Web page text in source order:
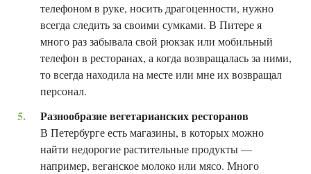
телефоном в руке, носить драгоценности, нужно
всегда следить за своими сумками. В Питере я
много раз забывала свой рюкзак или мобильный
телефон в ресторанах, а когда возвращалась за ними,
то всегда находила на месте или мне их возвращал
персонал.
Разнообразие вегетарианских ресторанов
В Петербурге есть магазины, в которых можно
найти недорогие растительные продукты —
например, веганское молоко или мясо. Много